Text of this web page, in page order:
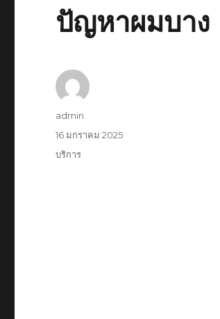
ปัญหาผมบาง
ผู้
admin
เขียน
เมื่อ
16 มกราคม 2025
หมวด
บริการ